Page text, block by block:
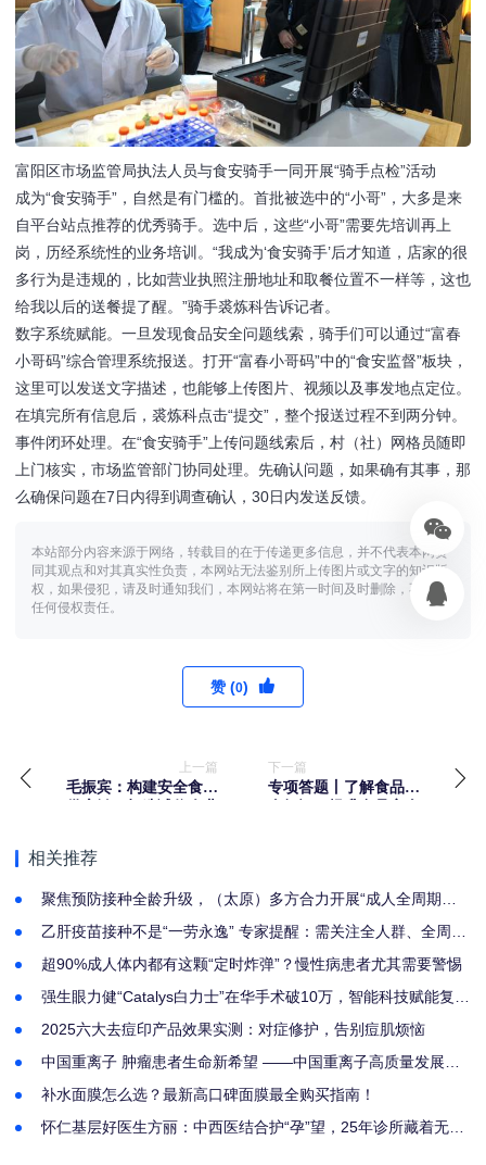
富阳区市场监管局执法人员与食安骑手一同开展“骑手点检”活动
成为“食安骑手”，自然是有门槛的。首批被选中的“小哥”，大多是来
自平台站点推荐的优秀骑手。选中后，这些“小哥”需要先培训再上
岗，历经系统性的业务培训。“我成为‘食安骑手’后才知道，店家的很
多行为是违规的，比如营业执照注册地址和取餐位置不一样等，这也
给我以后的送餐提了醒。”骑手裘炼科告诉记者。
数字系统赋能。一旦发现食品安全问题线索，骑手们可以通过“富春
小哥码”综合管理系统报送。打开“富春小哥码”中的“食安监督”板块，
这里可以发送文字描述，也能够上传图片、视频以及事发地点定位。
在填完所有信息后，裘炼科点击“提交”，整个报送过程不到两分钟。
事件闭环处理。在“食安骑手”上传问题线索后，村（社）网格员随即
上门核实，市场监管部门协同处理。先确认问题，如果确有其事，那
么确保问题在7日内得到调查确认，30日内发送反馈。
本站部分内容来源于网络，转载目的在于传递更多信息，并不代表本网赞
同其观点和对其真实性负责，本网站无法鉴别所上传图片或文字的知识版
权，如果侵犯，请及时通知我们，本网站将在第一时间及时删除，不承担
任何侵权责任。
赞 (0)
上一篇
毛振宾：构建安全食品
下一篇
专项答题丨了解食品安
相关推荐
聚焦预防接种全龄升级，（太原）多方合力开展“成人全周期免
乙肝疫苗接种不是“一劳永逸” 专家提醒：需关注全人群、全周期
超90%成人体内都有这颗“定时炸弹”？慢性病患者尤其需要警惕
强生眼力健“Catalys白力士”在华手术破10万，智能科技赋能复杂
2025六大去痘印产品效果实测：对症修护，告别痘肌烦恼
中国重离子 肿瘤患者生命新希望 ——中国重离子高质量发展暨
补水面膜怎么选？最新高口碑面膜最全购买指南！
怀仁基层好医生方丽：中西医结合护“孕”望，25年诊所藏着无数